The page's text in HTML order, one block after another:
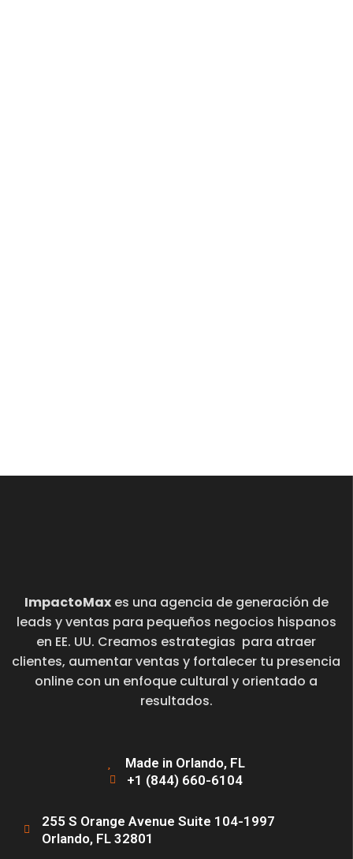
ImpactoMaxes una agencia de generación de
leads y ventas para pequeños negocios hispanos
en EE. UU. Creamos estrategias para atraer
clientes, aumentar ventas y fortalecer tu presencia
online con un enfoque cultural y orientado a
resultados.
Made in Orlando, FL
+1 (844) 660-6104
255 S Orange Avenue Suite 104-1997
Orlando, FL 32801